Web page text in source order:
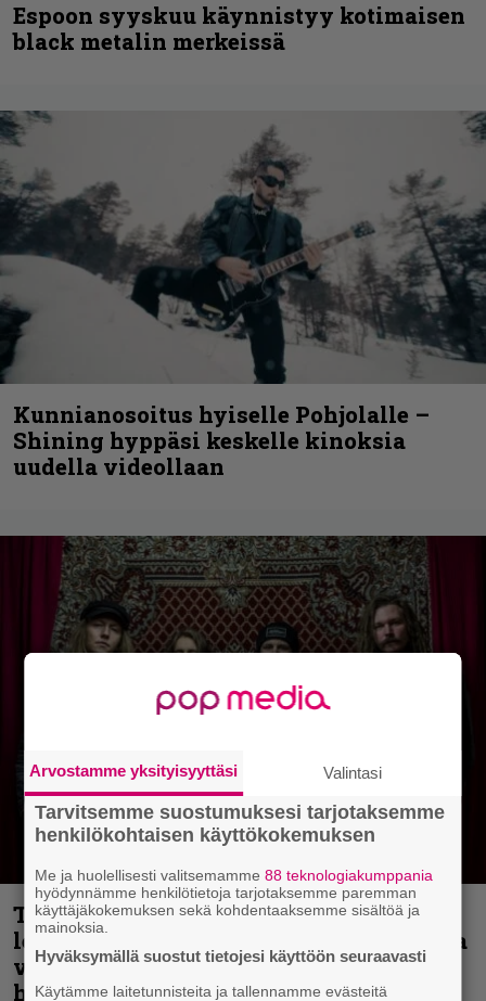
Espoon syyskuu käynnistyy kotimaisen
black metalin merkeissä
Kunnianosoitus hyiselle Pohjolalle –
Shining hyppäsi keskelle kinoksia
uudella videollaan
Thrash ’n’ roll -yhtye Madred ryydittää
levyjulkaisua keikkareissulla kuvatulla
videolla – ”Oltiin pakussa kusihädässä
helvetin väsyneenä…”
Arvostamme yksityisyyttäsi Valintasi
Tarvitsemme suostumuksesi tarjotaksemme
henkilökohtaisen käyttökokemuksen
Me ja huolellisesti valitsemamme88 teknologiakumppania
hyödynnämme henkilötietoja tarjotaksemme paremman
käyttäjäkokemuksen sekä kohdentaaksemme sisältöä ja
mainoksia.
Hyväksymällä suostut tietojesi käyttöön seuraavasti
Käytämme laitetunnisteita ja tallennamme evästeitä